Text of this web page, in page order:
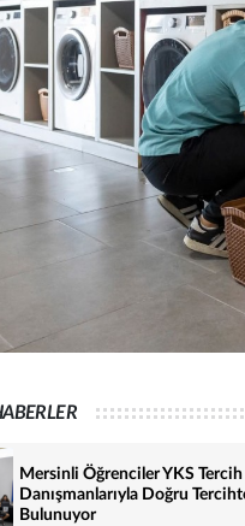
Mersinli Öğrenciler YKS Tercih
Danışmanlarıyla Doğru
Bulunuyor